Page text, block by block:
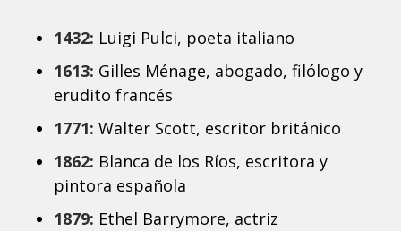
1432: Luigi Pulci, poeta italiano
1613: Gilles Ménage, abogado, filólogo y
erudito francés
1771: Walter Scott, escritor británico
1862: Blanca de los Ríos, escritora y
pintora española
1879: Ethel Barrymore, actriz